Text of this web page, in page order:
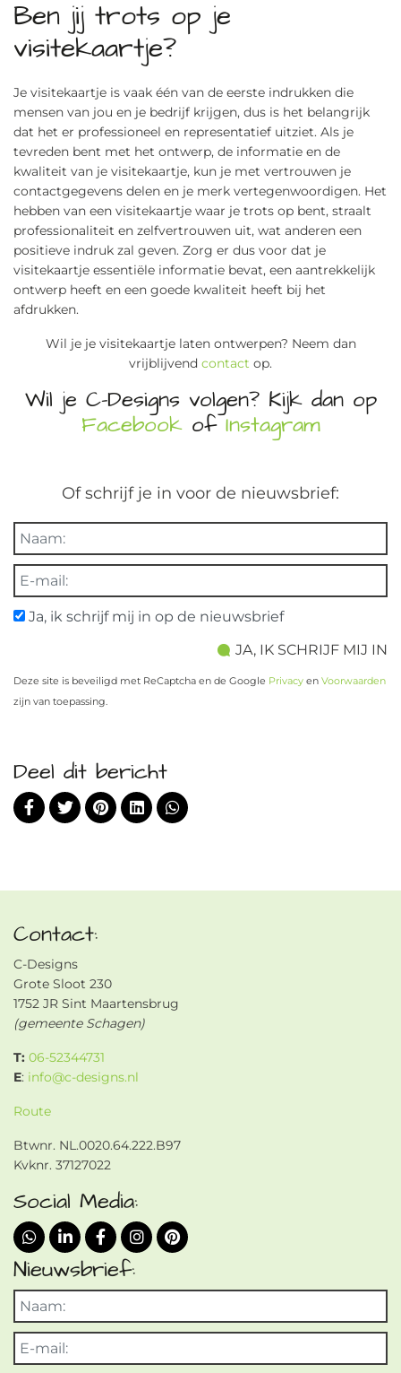
Ben jij trots op je
visitekaartje?
Je visitekaartje is vaak één van de eerste indrukken die
mensen van jou en je bedrijf krijgen, dus is het belangrijk
dat het er professioneel en representatief uitziet. Als je
tevreden bent met het ontwerp, de informatie en de
kwaliteit van je visitekaartje, kun je met vertrouwen je
contactgegevens delen en je merk vertegenwoordigen. Het
hebben van een visitekaartje waar je trots op bent, straalt
professionaliteit en zelfvertrouwen uit, wat anderen een
positieve indruk zal geven. Zorg er dus voor dat je
visitekaartje essentiële informatie bevat, een aantrekkelijk
ontwerp heeft en een goede kwaliteit heeft bij het
afdrukken.
Wil je je visitekaartje laten ontwerpen? Neem dan
vrijblijvend contact op.
Wil je C-Designs volgen? Kijk dan op
FacebookofInstagram
Of schrijf je in voor de nieuwsbrief:
Ja, ik schrijf mij in op de nieuwsbrief
Deze site is beveiligd met ReCaptcha en de Google Privacy en Voorwaarden
zijn van toepassing.
Deel dit bericht
Contact:
C-Designs
Grote Sloot 230
1752 JR Sint Maartensbrug
(gemeente Schagen)
T: 06-52344731
E: info@c-designs.nl
Route
Btwnr. NL.0020.64.222.B97
Kvknr. 37127022
Social Media:
Nieuwsbrief: